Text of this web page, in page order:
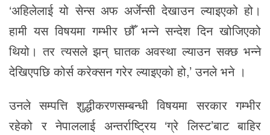
‘अहिलेलाई यो सेन्स अफ अर्जेन्सी देखाउन ल्याइएको हो।
हामी यस विषयमा गम्भीर छौँ भन्ने सन्देश दिन खोजिएको
थियो। तर त्यसले झन् घातक अवस्था ल्याउन सक्छ भन्ने
देखिएपछि कोर्स करेक्सन गरेर ल्याइएको हो,’ उनले भने ।
उनले सम्पत्ति शुद्धीकरणसम्बन्धी विषयमा सरकार गम्भीर
रहेको र नेपाललाई अन्तर्राष्ट्रिय ‘ग्रे लिस्ट’बाट बाहिर